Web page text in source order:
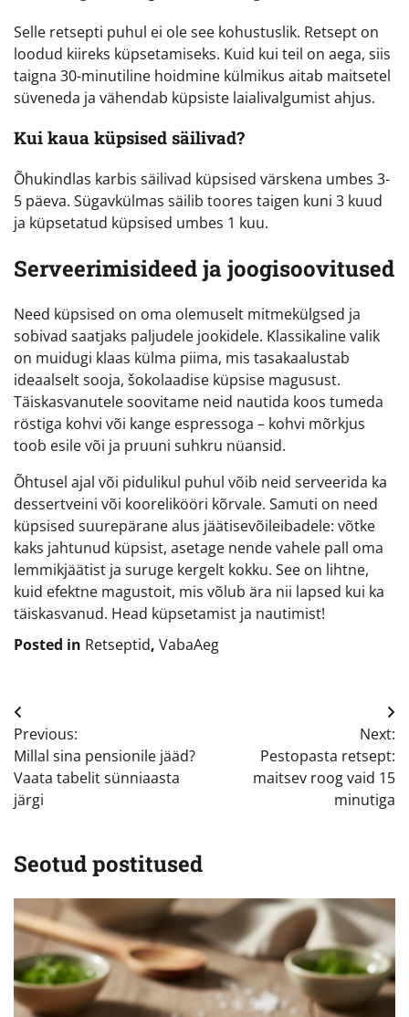
Selle retsepti puhul ei ole see kohustuslik. Retsept on
loodud kiireks küpsetamiseks. Kuid kui teil on aega, siis
taigna 30-minutiline hoidmine külmikus aitab maitsetel
süveneda ja vähendab küpsiste laialivalgumist ahjus.
Kui kaua küpsised säilivad?
Õhukindlas karbis säilivad küpsised värskena umbes 3-
5 päeva. Sügavkülmas säilib toores taigen kuni 3 kuud
ja küpsetatud küpsised umbes 1 kuu.
Serveerimisideed ja joogisoovitused
Need küpsised on oma olemuselt mitmekülgsed ja
sobivad saatjaks paljudele jookidele. Klassikaline valik
on muidugi klaas külma piima, mis tasakaalustab
ideaalselt sooja, šokolaadise küpsise magusust.
Täiskasvanutele soovitame neid nautida koos tumeda
röstiga kohvi või kange espressoga – kohvi mõrkjus
toob esile või ja pruuni suhkru nüansid.
Õhtusel ajal või pidulikul puhul võib neid serveerida ka
dessertveini või koorelikööri kõrvale. Samuti on need
küpsised suurepärane alus jäätisevõileibadele: võtke
kaks jahtunud küpsist, asetage nende vahele pall oma
lemmikjäätist ja suruge kergelt kokku. See on lihtne,
kuid efektne magustoit, mis võlub ära nii lapsed kui ka
täiskasvanud. Head küpsetamist ja nautimist!
Posted in Retseptid, VabaAeg
Navigeerimine
Previous:
Millal sina pensionile jääd?
Vaata tabelit sünniaasta
järgi
Next:
Pestopasta retsept:
maitsev roog vaid 15
minutiga
Seotud postitused